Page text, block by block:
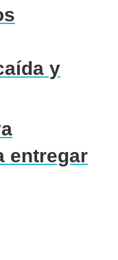
y
entregar